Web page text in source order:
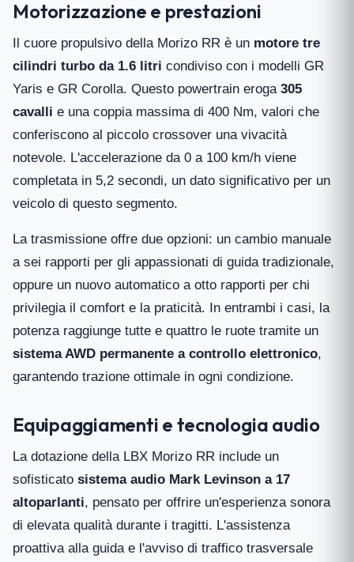
Motorizzazione e prestazioni
Il cuore propulsivo della Morizo RR è un motore tre
cilindri turbo da 1.6 litri condiviso con i modelli GR
Yaris e GR Corolla. Questo powertrain eroga 305
cavalli e una coppia massima di 400 Nm, valori che
conferiscono al piccolo crossover una vivacità
notevole. L'accelerazione da 0 a 100 km/h viene
completata in 5,2 secondi, un dato significativo per un
veicolo di questo segmento.
La trasmissione offre due opzioni: un cambio manuale
a sei rapporti per gli appassionati di guida tradizionale,
oppure un nuovo automatico a otto rapporti per chi
privilegia il comfort e la praticità. In entrambi i casi, la
potenza raggiunge tutte e quattro le ruote tramite un
sistema AWD permanente a controllo elettronico,
garantendo trazione ottimale in ogni condizione.
Equipaggiamenti e tecnologia audio
La dotazione della LBX Morizo RR include un
sofisticato sistema audio Mark Levinson a 17
altoparlanti, pensato per offrire un'esperienza sonora
di elevata qualità durante i tragitti. L'assistenza
proattiva alla guida e l'avviso di traffico trasversale